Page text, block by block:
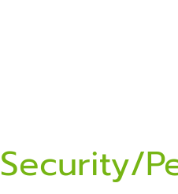
Security/